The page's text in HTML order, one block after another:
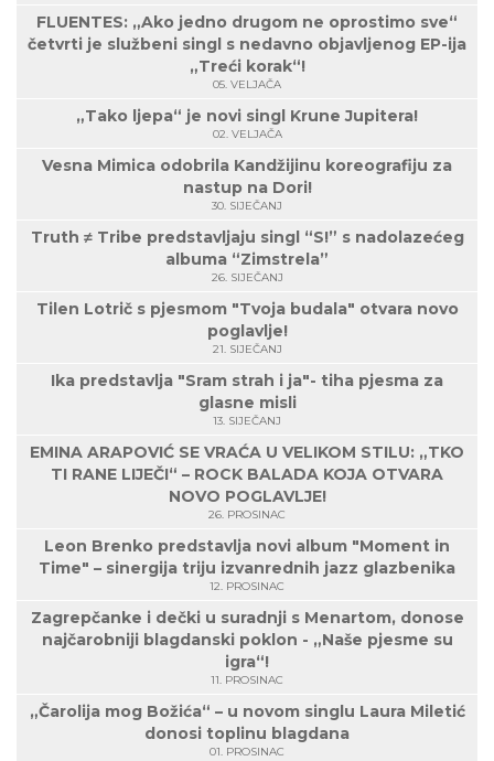
FLUENTES: „Ako jedno drugom ne oprostimo sve“
četvrti je službeni singl s nedavno objavljenog EP-ija
„Treći korak“!
05. VELJAČA
„Tako ljepa“ je novi singl Krune Jupitera!
02. VELJAČA
Vesna Mimica odobrila Kandžijinu koreografiju za
nastup na Dori!
30. SIJEČANJ
Truth ≠ Tribe predstavljaju singl “S!” s nadolazećeg
albuma “Zimstrela”
26. SIJEČANJ
Tilen Lotrič s pjesmom "Tvoja budala" otvara novo
poglavlje!
21. SIJEČANJ
Ika predstavlja "Sram strah i ja"- tiha pjesma za
glasne misli
13. SIJEČANJ
EMINA ARAPOVIĆ SE VRAĆA U VELIKOM STILU: „TKO
TI RANE LIJEČI“ – ROCK BALADA KOJA OTVARA
NOVO POGLAVLJE!
26. PROSINAC
Leon Brenko predstavlja novi album "Moment in
Time" – sinergija triju izvanrednih jazz glazbenika
12. PROSINAC
Zagrepčanke i dečki u suradnji s Menartom, donose
najčarobniji blagdanski poklon - „Naše pjesme su
igra“!
11. PROSINAC
„Čarolija mog Božića“ – u novom singlu Laura Miletić
donosi toplinu blagdana
01. PROSINAC